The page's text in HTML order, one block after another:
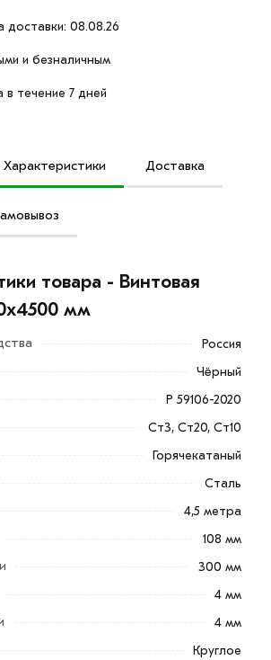
доставки: 08.08.26
и безналичным
течение 7 дней
Характеристики Доставка
мм оптимально подходит
работ на территориях
и специфическими грунтами
товара - Винтовая
мм
Россия
Чёрный
Р 59106-2020
Ст3, Ст20, Ст10
Горячекатаный
Сталь
4,5 метра
108 мм
300 мм
4 мм
4 мм
Круглое